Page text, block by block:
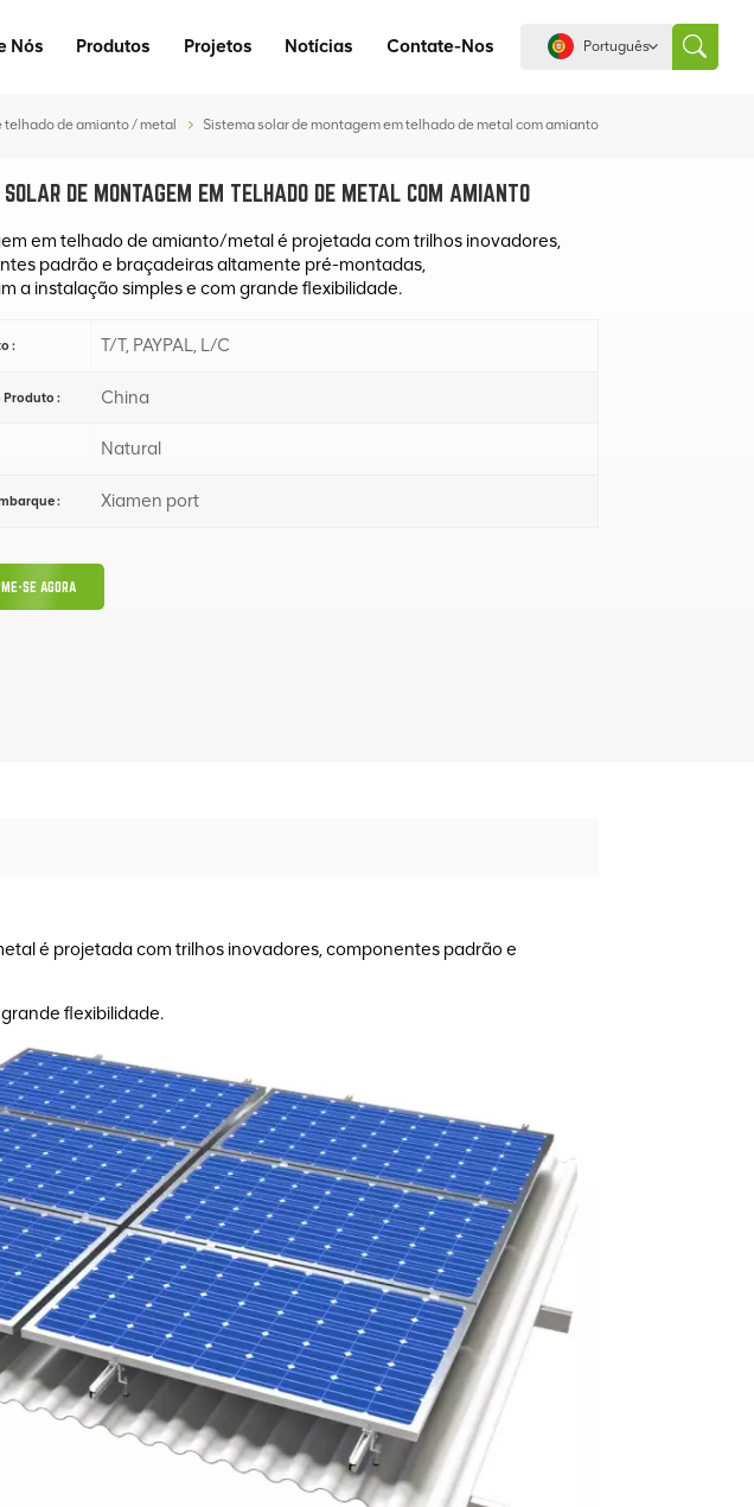
Nós Produtos Projetos Notícias Contate-Nos Português
telhado de amianto / metal Sistema solar de montagem em telhado de metal com amianto
DE MONTAGEM EM TELHADO DE METAL COM AMIANTO
em telhado de amianto/metal é projetada com trilhos inovadores,
padrão e braçadeiras altamente pré-montadas,
a instalação simples e com grande flexibilidade.
: T/T, PAYPAL, L/C
Produto : China
Natural
: Xiamen port
SE AGORA
é projetada com trilhos inovadores, componentes padrão e
flexibilidade.